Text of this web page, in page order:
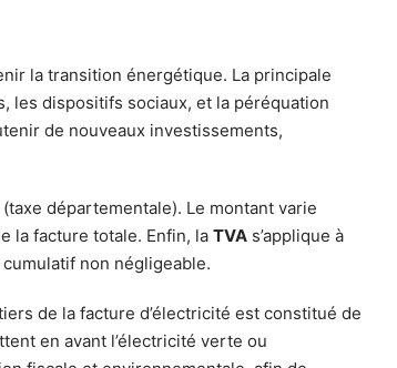
la transition énergétique. La principale
les dispositifs sociaux, et la péréquation
de nouveaux investissements,
départementale). Le montant varie
la facture totale. Enfin, la TVA s’applique à
non négligeable.
de la facture d’électricité est constitué de
en avant l’électricité verte ou